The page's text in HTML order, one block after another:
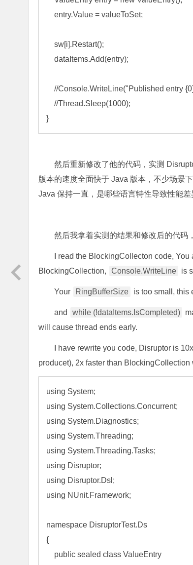
    entry.Value
= valueToSet;
//Console.WriteLine("Published entry
//Thread.Sleep(1000);
}
然后重新修改了他的代码，实测
版本的速度全面快于 Java 版本，不少场景
Java 保持一直，是哪些语言特性导致性能差
然后我拿着实测的结果和修改后的代码
I read the BlockingCollecton code, You
BlockingCollection,
Console.WriteLine is
Your RingBufferSize is too small, this
and while (!dataItems.IsCompleted)
will cause thread ends early.
I have rewrite you code, Disruptor is
producet), 2x faster than
using
using
using
using
using
using
using
using NUnit.Framework;
namespace DisruptorTest.Ds
{
public sealed class ValueEntry